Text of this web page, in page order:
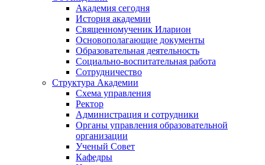
Академия сегодня
История академии
Священномученик Иларион
Основополагающие документы
Образовательная деятельность
Социально-воспитательная работа
Сотрудничество
Структура Академии
Схема управления
Ректор
Администрация и сотрудники
Органы управления образовательной
организации
Ученый Совет
Кафедры